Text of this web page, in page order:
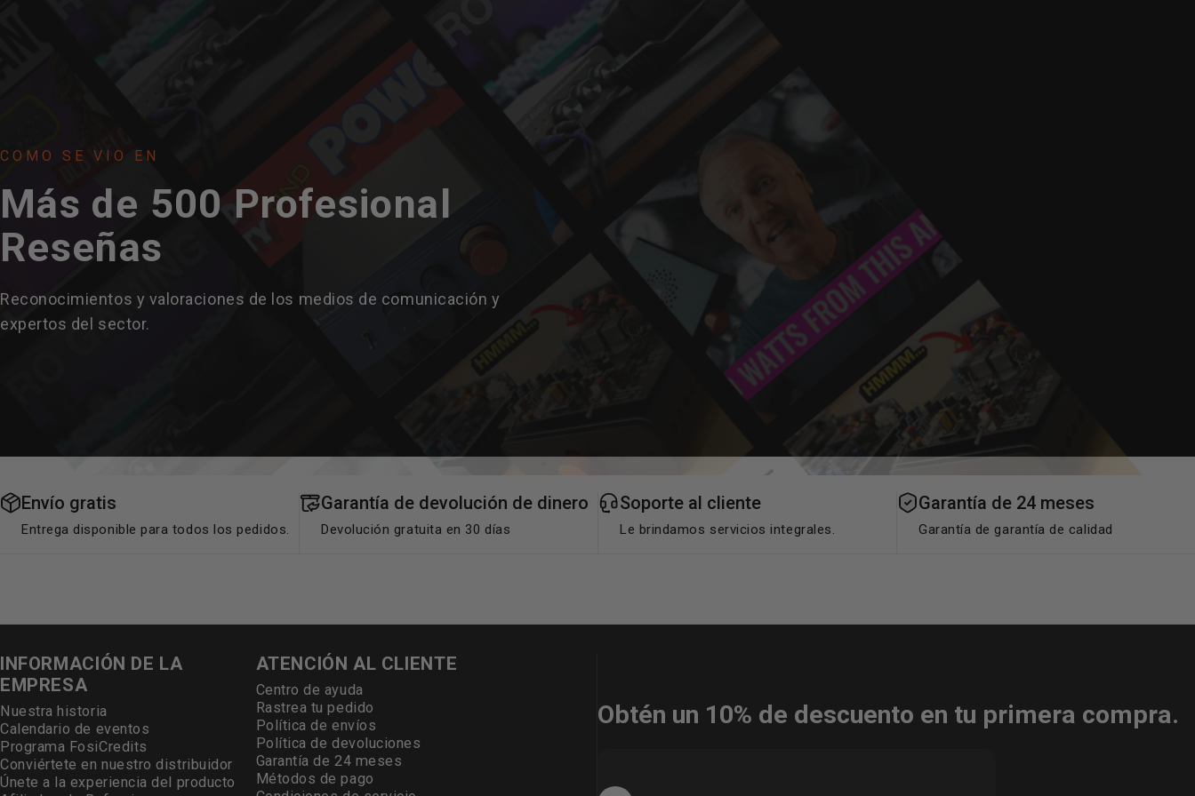
COMO SE VIO EN
Más de 500 Profesional
Reseñas
Reconocimientos y valoraciones de los medios de comunicación y
expertos del sector.
Envío gratis
Entrega disponible para todos los pedidos.
Garantía de devolución de dinero
Devolución gratuita en 30 días
Soporte al cliente
Le brindamos servicios integrales.
Garantía de 24 meses
Garantía de garantía de calidad
INFORMACIÓN DE LA
EMPRESA
Nuestra historia
Calendario de eventos
Programa FosiCredits
Conviértete en nuestro distribuidor
Únete a la experiencia del producto
ATENCIÓN AL CLIENTE
Centro de ayuda
Rastrea tu pedido
Política de envíos
Política de devoluciones
Garantía de 24 meses
Métodos de pago
Obtén un 10% de descuento en tu primera compra.